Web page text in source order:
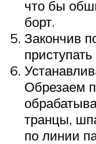
что бы
борт.
Закончив
Обрезаем
транцы,
по линии